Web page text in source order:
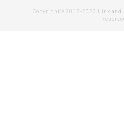
Copyright© 2018-2023 Link and